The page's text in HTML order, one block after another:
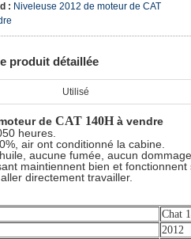
: Niveleuse 2012 de moteur de CAT
produit détaillée
Utilisé
de CAT 140H à vendre
heures.
air ont conditionné la cabine.
aucune fumée, aucun
maintiennent bien et fonctionnent
directement travailler.
Chat
2012